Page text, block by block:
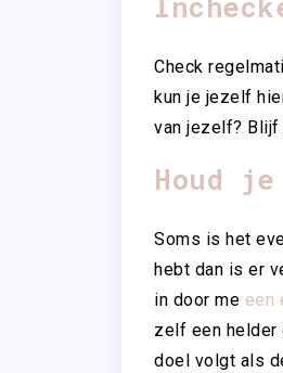
Check
kun je jezelf
van jezelf? Blijf
Houd
Soms is het
hebt dan is er
in door me een
zelf een helder
doel volgt als